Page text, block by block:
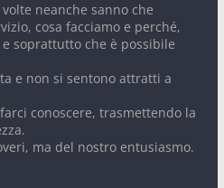
neanche sanno che
cosa facciamo e perché,
soprattutto che è possibile
e non si sentono attratti a
conoscere, trasmettendo la
ma del nostro entusiasmo.